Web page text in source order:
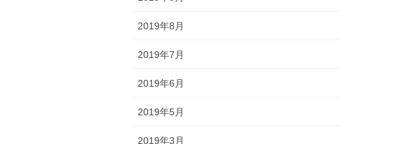
2019年8月
2019年7月
2019年6月
2019年5月
2019年3月